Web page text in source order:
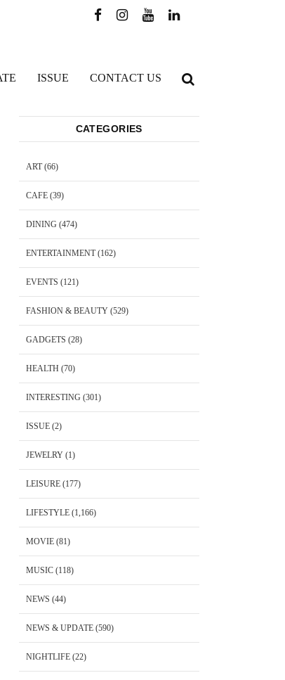
ISSUE CONTACT US
CATEGORIES
ART(66)
CAFE(39)
DINING (474)
ENTERTAINMENT(162)
EVENTS (121)
FASHION & BEAUTY(529)
GADGETS (28)
HEALTH (70)
INTERESTING (301)
ISSUE(2)
JEWELRY(1)
LEISURE(177)
LIFESTYLE(1,166)
MOVIE(81)
MUSIC(118)
NEWS (44)
NEWS & UPDATE(590)
NIGHTLIFE(22)